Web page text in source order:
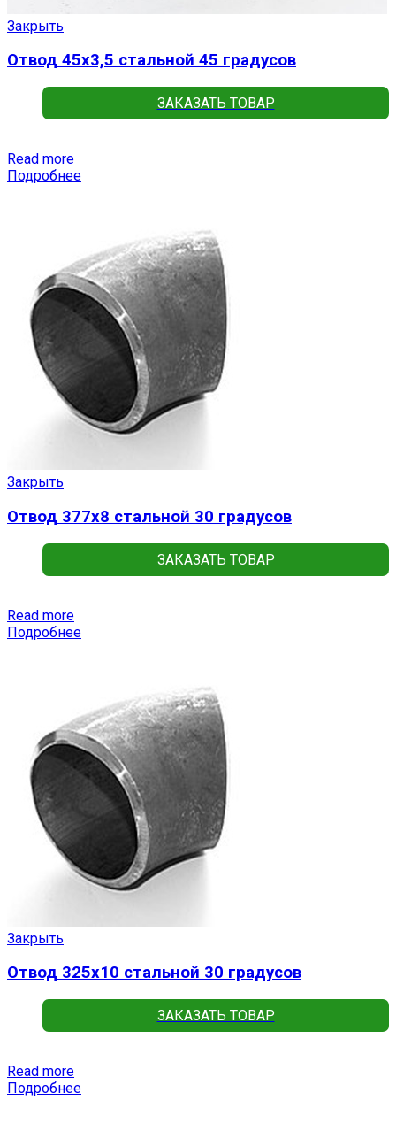
Закрыть
Отвод 45х3,5 стальной 45 градусов
ЗАКАЗАТЬ ТОВАР
Read more
Подробнее
Закрыть
Отвод 377х8 стальной 30 градусов
ЗАКАЗАТЬ ТОВАР
Read more
Подробнее
Закрыть
Отвод 325х10 стальной 30 градусов
ЗАКАЗАТЬ ТОВАР
Read more
Подробнее